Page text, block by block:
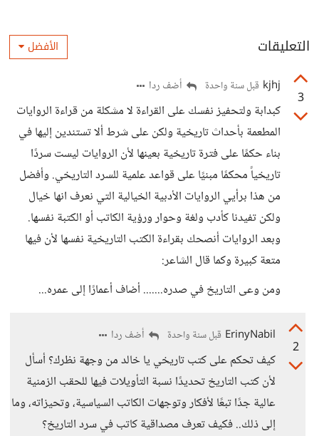
التعليقات الأفضل
3
kjhj قبل سنة واحدة أضف ردا
كبدابة ولتحفيز نفسك على القراءة لا مشكلة من قراءة الروايات
المطعمة بأحداث تاريخية ولكن على شرط ألا تستندين إليها في
بناء حكمًا على فترة تاريخية بعينها لأن الروايات ليست سردًا
تاريخياً محكمًا مبنيًا على قواعد علمية للسرد التاريخي. وأفضل
من هذا برأيي الروايات الأدبية الخيالية التي نعرف انها خيال
ولكن تفيدنا كأدب ولغة وحوار ورؤية الكاتب أو الكتبة نفسها.
وبعد الروايات أنصحك بقراءة الكتب التاريخية نفسها لأن فيها
متعة كبيرة وكما قال الشاعر:
ومن وعى التاريخ في صدره....... أضاف أعمارًا إلى عمره...
2
ErinyNabil قبل سنة واحدة أضف ردا
كيف تحكم على كتب تاريخي يا خالد من وجهة نظرك؟ أسأل
لأن كتب التاريخ تحديدًا نسبة التأويلات فيها للحقب الزمنية
عالية جدًا تبعًا لأفكار وتوجهات الكاتب السياسية، وتحيزاته، وما
إلى ذلك.. فكيف تعرف مصداقية كاتب في سرد التاريخ؟